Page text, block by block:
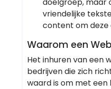
vriendelijke
content om deze
Waarom een
Het inhuren van een
bedrijven die zich
waard is om met een